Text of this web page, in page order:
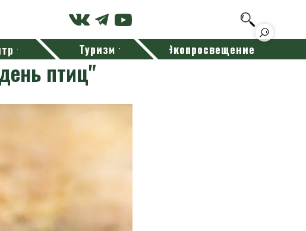
Туризм Экопросвещение
птиц"